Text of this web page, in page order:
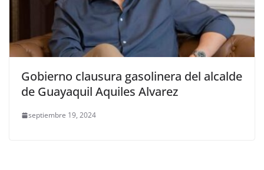
Gobierno clausura gasolinera del alcalde
de Guayaquil Aquiles Alvarez
septiembre 19, 2024